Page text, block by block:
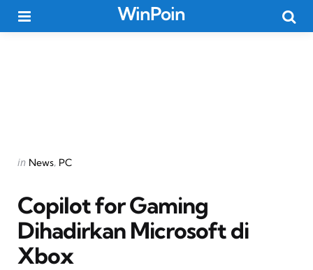
WinPoin
Categories
Posted
in News PC
Copilot for Gaming
Dihadirkan Microsoft di
Xbox